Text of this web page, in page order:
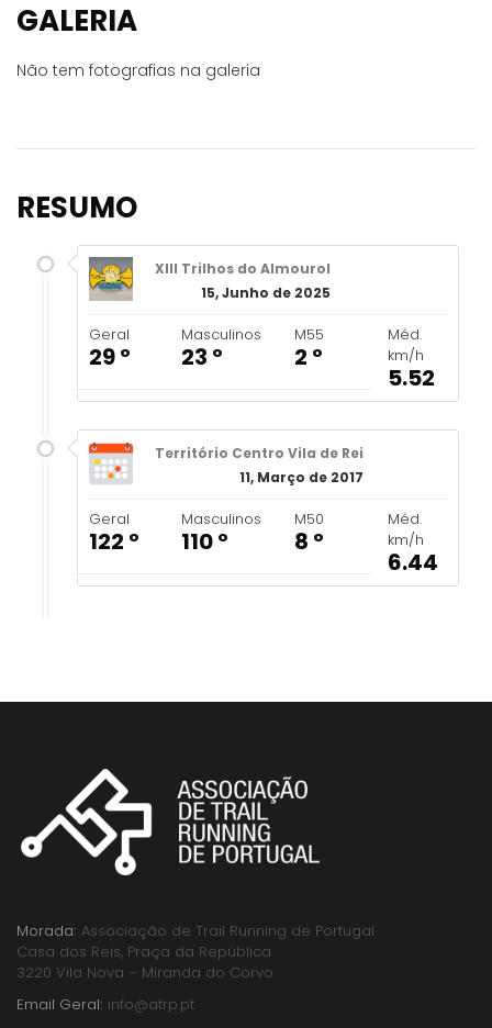
GALERIA
Não tem fotografias na galeria
RESUMO
XIII Trilhos do Almourol
15, Junho de 2025
Geral
29 º
Masculinos
23 º
M55
2 º
Méd.
km/h
5.52
Território Centro Vila de Rei
11, Março de 2017
Geral
122 º
Masculinos
110 º
M50
8 º
Méd.
km/h
6.44
Morada: Associação de Trail Running de Portugal
Casa dos Reis, Praça da República
3220 Vila Nova – Miranda do Corvo
Email Geral: info@atrp.pt